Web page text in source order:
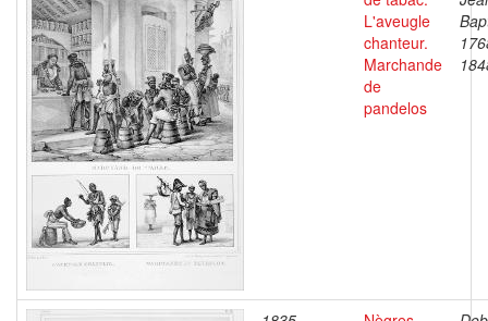
L'aveugle
chanteur.
Marchande
de
pandelos